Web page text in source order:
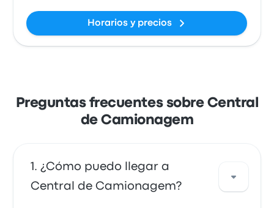
Horarios y precios
Preguntas frecuentes sobre Central
de Camionagem
¿Cómo puedo llegar a
Central de Camionagem?